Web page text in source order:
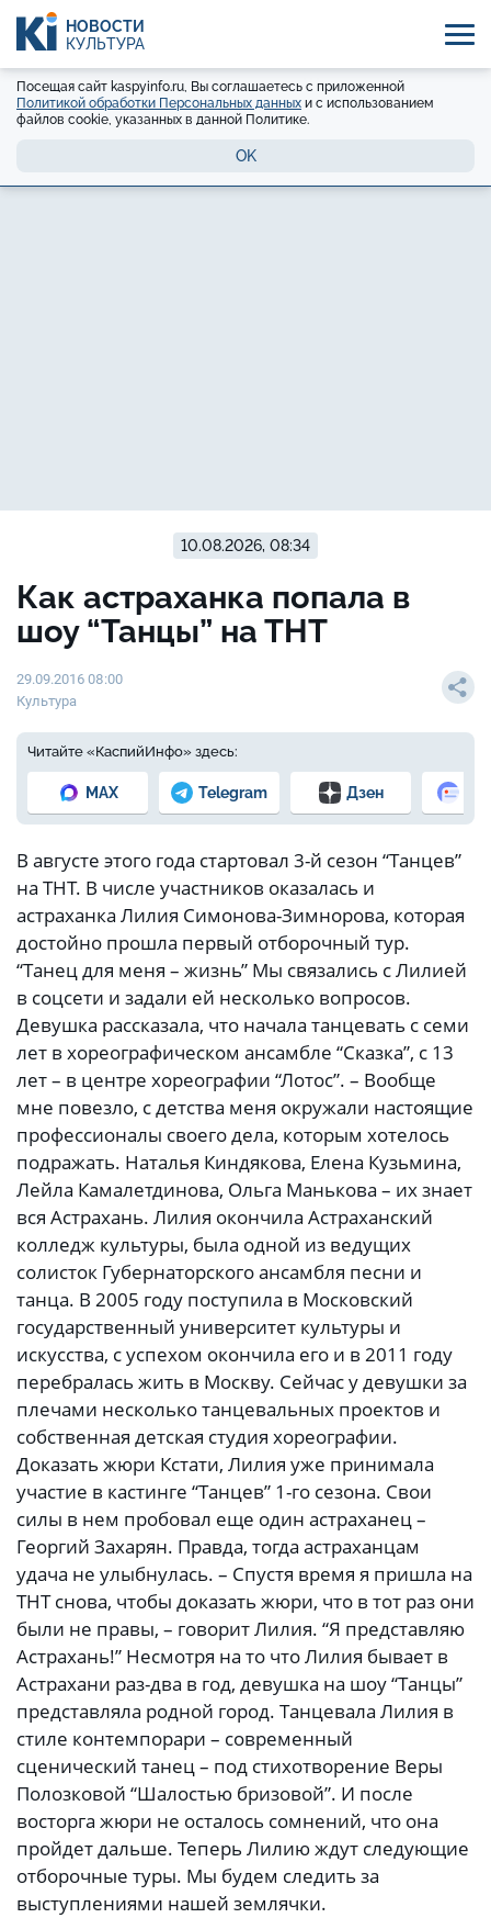
НОВОСТИ
КУЛЬТУРА
Посещая сайт kaspyinfo.ru, Вы соглашаетесь с приложенной
Политикой обработки Персональных данных и с использованием
файлов cookie, указанных в данной Политике.
OK
10.08.2026, 08:34
Как астраханка попала в
шоу “Танцы” на ТНТ
29.09.2016 08:00
Культура
Читайте «КаспийИнфо» здесь:
MAX Telegram Дзен
В августе этого года стартовал 3-й сезон “Танцев”
на ТНТ. В числе участников оказалась и
астраханка Лилия Симонова-Зимнорова, которая
достойно прошла первый отборочный тур.
“Танец для меня – жизнь” Мы связались с Лилией
в соцсети и задали ей несколько вопросов.
Девушка рассказала, что начала танцевать с семи
лет в хореографическом ансамбле “Сказка”, с 13
лет – в центре хореографии “Лотос”. – Вообще
мне повезло, с детства меня окружали настоящие
профессионалы своего дела, которым хотелось
подражать. Наталья Киндякова, Елена Кузьмина,
Лейла Камалетдинова, Ольга Манькова – их знает
вся Астрахань. Лилия окончила Астраханский
колледж культуры, была одной из ведущих
солисток Губернаторского ансамбля песни и
танца. В 2005 году поступила в Московский
государственный университет культуры и
искусства, с успехом окончила его и в 2011 году
перебралась жить в Москву. Сейчас у девушки за
плечами несколько танцевальных проектов и
собственная детская студия хореографии.
Доказать жюри Кстати, Лилия уже принимала
участие в кастинге “Танцев” 1-го сезона. Свои
силы в нем пробовал еще один астраханец –
Георгий Захарян. Правда, тогда астраханцам
удача не улыбнулась. – Спустя время я пришла на
ТНТ снова, чтобы доказать жюри, что в тот раз они
были не правы, – говорит Лилия. “Я представляю
Астрахань!” Несмотря на то что Лилия бывает в
Астрахани раз-два в год, девушка на шоу “Танцы”
представляла родной город. Танцевала Лилия в
стиле контемпорари – современный
сценический танец – под стихотворение Веры
Полозковой “Шалостью бризовой”. И после
восторга жюри не осталось сомнений, что она
пройдет дальше. Теперь Лилию ждут следующие
отборочные туры. Мы будем следить за
выступлениями нашей землячки.